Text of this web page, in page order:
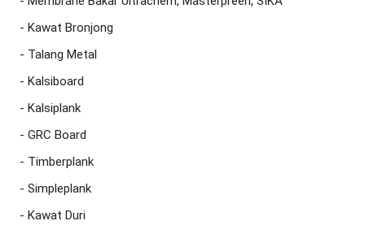
- Kawat Bronjong
- Talang Metal
- Kalsiboard
- Kalsiplank
- GRC Board
- Timberplank
- Simpleplank
- Kawat Duri